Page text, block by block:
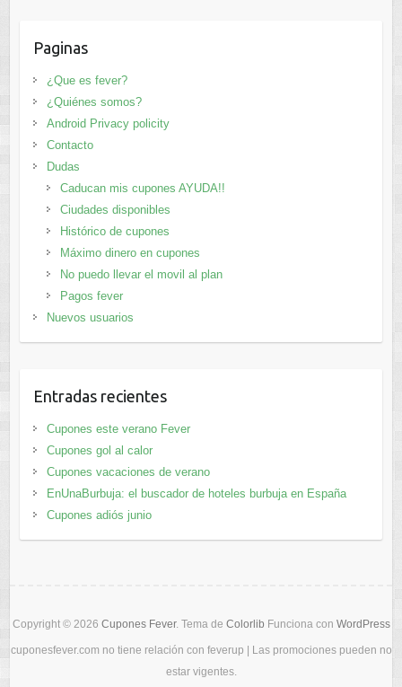
Paginas
¿Que es fever?
¿Quiénes somos?
Android Privacy policity
Contacto
Dudas
Caducan mis cupones AYUDA!!
Ciudades disponibles
Histórico de cupones
Máximo dinero en cupones
No puedo llevar el movil al plan
Pagos fever
Nuevos usuarios
Entradas recientes
Cupones este verano Fever
Cupones gol al calor
Cupones vacaciones de verano
EnUnaBurbuja: el buscador de hoteles burbuja en España
Cupones adiós junio
Copyright © 2026 Cupones Fever. Tema de Colorlib Funciona con WordPress
cuponesfever.com no tiene relación con feverup | Las promociones pueden no
estar vigentes.